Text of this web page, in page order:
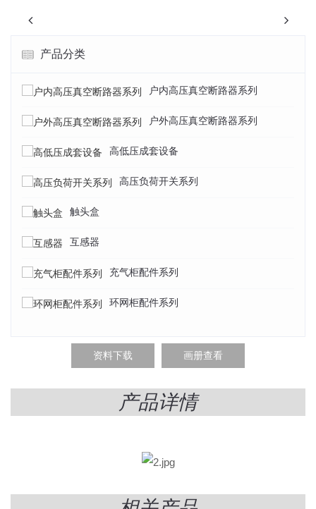
产品分类
户内高压真空断路器系列
户外高压真空断路器系列
高低压成套设备
高压负荷开关系列
触头盒
互感器
充气柜配件系列
环网柜配件系列
资料下载 画册查看
产品详情